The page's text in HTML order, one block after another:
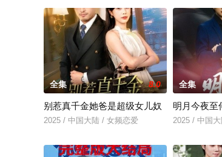
全集 8.0
别惹真千金她爸是超级女儿奴
2025 / 中国大陆 / 女频恋爱
全集
明月今夜至
2025 / 中国